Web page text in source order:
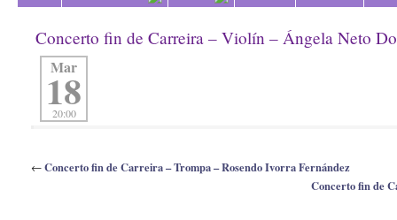
Concerto fin de Carreira – Violín – Ángela Neto
Mar
18
20:00
←Concerto fin de Carreira – Trompa – Rosendo Ivorra Fernández
Concerto fin de